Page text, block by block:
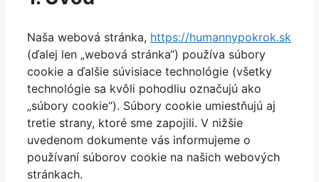
Naša webová stránka, https://humannypokrok.sk
(ďalej len „webová stránka“) používa súbory
cookie a ďalšie súvisiace technológie (všetky
technológie sa kvôli pohodliu označujú ako
„súbory cookie“). Súbory cookie umiestňujú aj
tretie strany, ktoré sme zapojili. V nižšie
uvedenom dokumente vás informujeme o
používaní súborov cookie na našich webových
stránkach.